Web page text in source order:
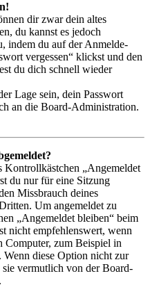
dir zwar dein altes
du kannst es jedoch
indem du auf der Anmelde-
vergessen“ klickst und den
du dich schnell wieder
Lage sein, dein Passwort
an die Board-Administration.
Kontrollkästchen „Angemeldet
du nur für eine Sitzung
Missbrauch deines
Um angemeldet zu
„Angemeldet bleiben“ beim
nicht empfehlenswert, wenn
Computer, zum Beispiel in
Wenn diese Option nicht zur
vermutlich von der Board-